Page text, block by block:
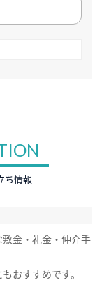
ち情報
金・礼金・仲介手
おすすめです。